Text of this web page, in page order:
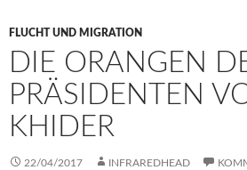
FLUCHT UND MIGRATION
DIE ORANGEN
PRÄSIDENTEN
KHIDER
22/04/2017 INFRAREDHEAD